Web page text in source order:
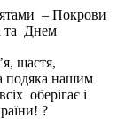
– Покрови
та Днем
щастя,
подяка нашим
оберігає і
?